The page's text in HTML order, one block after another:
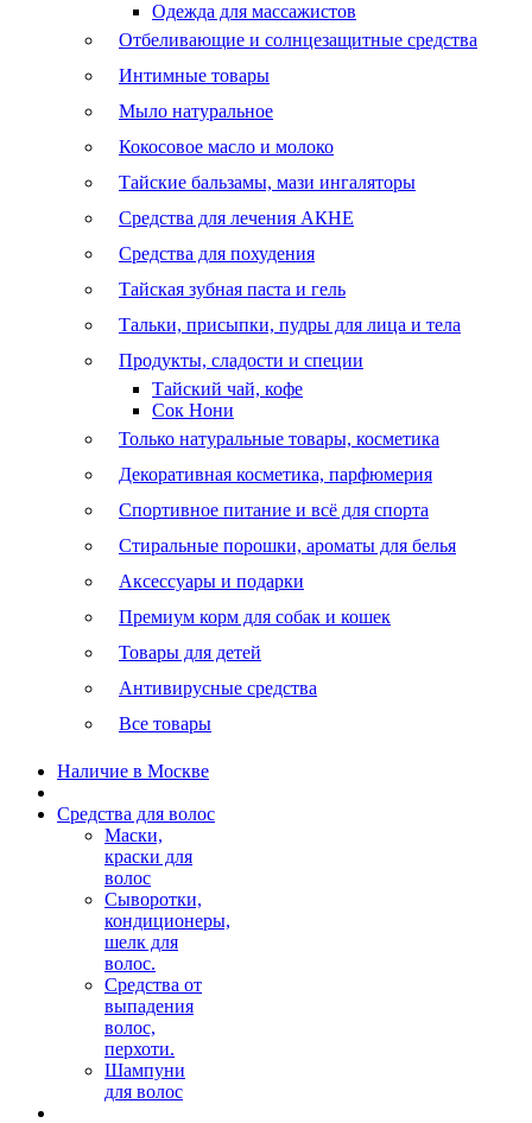
Одежда для массажистов
Отбеливающие и солнцезащитные средства
Интимные товары
Мыло натуральное
Кокосовое масло и молоко
Тайские бальзамы, мази ингаляторы
Средства для лечения АКНЕ
Средства для похудения
Тайская зубная паста и гель
Тальки, присыпки, пудры для лица и тела
Продукты, сладости и специи
Тайский чай, кофе
Сок Нони
Только натуральные товары, косметика
Декоративная косметика, парфюмерия
Спортивное питание и всё для спорта
Стиральные порошки, ароматы для белья
Аксессуары и подарки
Премиум корм для собак и кошек
Товары для детей
Антивирусные средства
Все товары
Наличие в Москве
Средства для волос
Маски,
краски для
волос
Сыворотки,
кондиционеры,
шелк для
волос.
Средства от
выпадения
волос,
перхоти.
Шампуни
для волос